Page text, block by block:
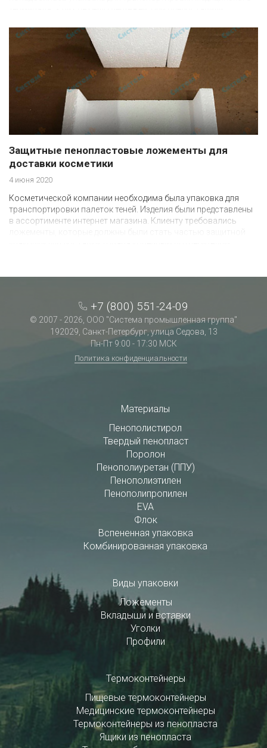
Защитные пенопластовые ложементы для
доставки косметики
4 июня 2020
Косметической компании необходима была упаковка для
транспортировки палеток теней. Изделия были представлены
в ассортименте интернет магазина. Клиенту требовались
амортизационными свойствами. Палетки и тени внутри не
+7 (800) 551-24-09
© 2007 - 2026, ООО "Система промышленная группа"
192029, Санкт-Петербург, улица Седова, 13
Пн-Пт 9:00 - 17:30 МСК
Политика конфиденциальности
Материалы
Пенополистирол
Твердый пенопласт
Поролон
Пенополиуретан (ППУ)
Пенополиэтилен
Пенополипропилен
EVA
Флок
Вспененная упаковка
Комбинированная упаковка
Виды упаковки
Ложементы
Вкладыши и вставки
Уголки
Профили
Термоконтейнеры
Пищевые термоконтейнеры
Медицинские термоконтейнеры
Термоконтейнеры из пенопласта
Ящики из пенопласта